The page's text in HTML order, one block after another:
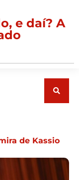
e daí? A
de Kassio